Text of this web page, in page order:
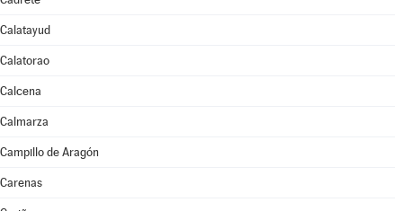
Calatayud
Calatorao
Calcena
Calmarza
Campillo de Aragón
Carenas